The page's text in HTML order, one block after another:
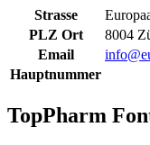
Strasse
PLZ Ort
8004
Email
Hauptnummer
TopPharm